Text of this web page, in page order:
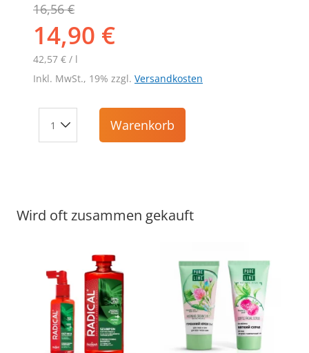
16,56 €
14,90 €
42,57 € / l
Inkl. MwSt., 19% zzgl. Versandkosten
Warenkorb
Wird oft zusammen gekauft